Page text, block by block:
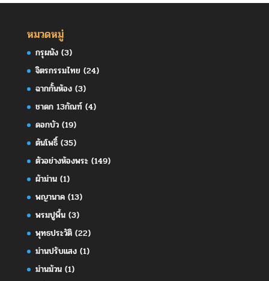
หมวดหมู่
กรุผนัง(3)
จิตรกรรมไทย (24)
ฉากกั้นห้อง(3)
ชาดก 13กัณฑ์(4)
ดอกบัว(19)
ต้นโพธิ์(35)
ตัวอย่างห้องพระ(149)
ผ้าม่าน(1)
พญานาค(13)
พรมปูพื้น(3)
พุทธประวัติ(22)
ม่านปรับแสง(1)
ม่านม้วน(1)